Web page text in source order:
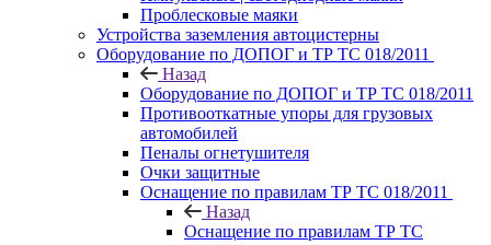
Проблесковые маяки
Устройства заземления автоцистерны
Оборудование по ДОПОГ и ТР ТС 018/2011
Назад
Оборудование по ДОПОГ и ТР ТС 018/2011
Противооткатные упоры для грузовых
автомобилей
Пеналы огнетушителя
Очки защитные
Оснащение по правилам ТР ТС 018/2011
Назад
Оснащение по правилам ТР ТС